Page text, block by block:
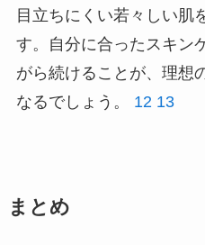
目立ちにくい若々しい肌
す。自分に合ったスキン
がら続けることが、理想
なるでしょう。 12 13
まとめ